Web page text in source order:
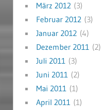
März 2012(3)
Februar 2012(3)
Januar 2012(4)
Dezember 2011(2)
Juli 2011(3)
Juni 2011(2)
Mai 2011(1)
April 2011(1)